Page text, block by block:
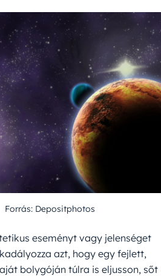
Forrás: Depositphotos
eseményt vagy jelenséget
azt, hogy egy fejlett,
bolygóján túlra is eljusson, sőt